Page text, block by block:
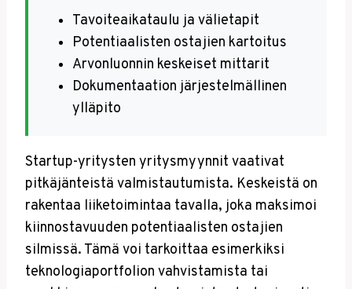
Tavoiteaikataulu ja välietapit
Potentiaalisten ostajien kartoitus
Arvonluonnin keskeiset mittarit
Dokumentaation järjestelmällinen
ylläpito
Startup-yritysten yritysmyynnit vaativat
pitkäjänteistä valmistautumista. Keskeistä on
rakentaa liiketoimintaa tavalla, joka maksimoi
kiinnostavuuden potentiaalisten ostajien
silmissä. Tämä voi tarkoittaa esimerkiksi
teknologiaportfolion vahvistamista tai